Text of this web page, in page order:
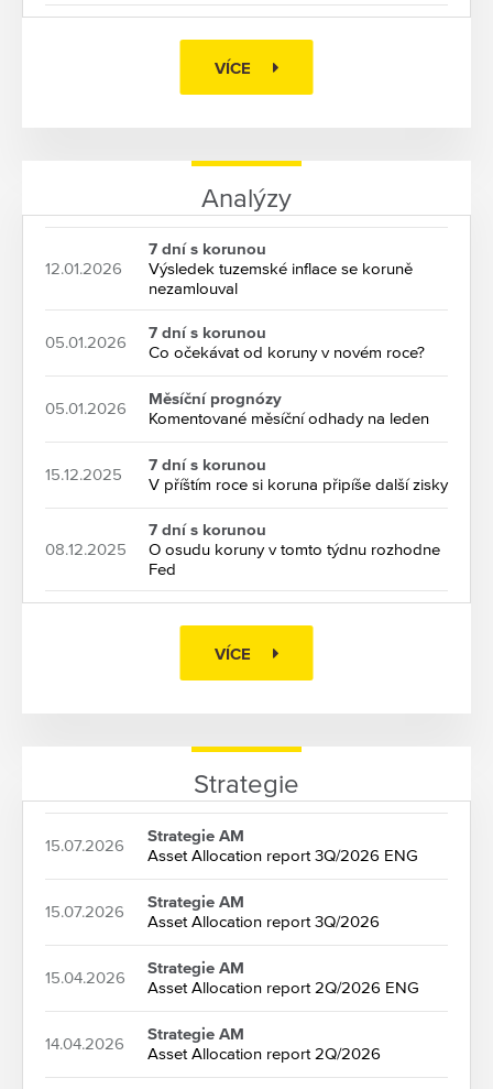
VÍCE
Analýzy
12.01.2026
7 dní s korunou
Výsledek tuzemské inflace se koruně
nezamlouval
05.01.2026
7 dní s korunou
Co očekávat od koruny v novém roce?
05.01.2026
Měsíční prognózy
Komentované měsíční odhady na leden
15.12.2025
7 dní s korunou
V příštím roce si koruna připíše další zisky
08.12.2025
7 dní s korunou
O osudu koruny v tomto týdnu rozhodne
Fed
VÍCE
Strategie
15.07.2026
Strategie AM
Asset Allocation report 3Q/2026 ENG
15.07.2026
Strategie AM
Asset Allocation report 3Q/2026
15.04.2026
Strategie AM
Asset Allocation report 2Q/2026 ENG
14.04.2026
Strategie AM
Asset Allocation report 2Q/2026